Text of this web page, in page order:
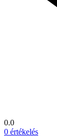
0.0
0 értékelés